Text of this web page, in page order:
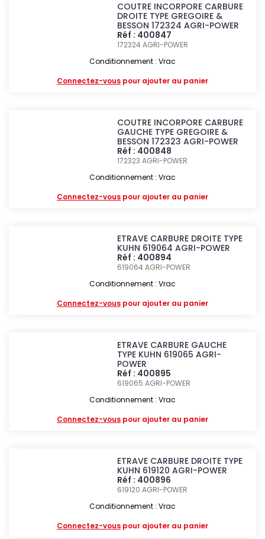
COUTRE INCORPORE CARBURE
DROITE TYPE GREGOIRE &
BESSON 172324 AGRI-POWER
Réf : 400847
172324AGRI-POWER
Conditionnement : Vrac
Connectez-vous pour ajouter au panier
COUTRE INCORPORE CARBURE
GAUCHE TYPE GREGOIRE &
BESSON 172323 AGRI-POWER
Réf : 400848
172323AGRI-POWER
Conditionnement : Vrac
Connectez-vous pour ajouter au panier
ETRAVE CARBURE DROITE TYPE
KUHN 619064 AGRI-POWER
Réf : 400894
619064AGRI-POWER
Conditionnement : Vrac
Connectez-vous pour ajouter au panier
ETRAVE CARBURE GAUCHE
TYPE KUHN 619065 AGRI-
POWER
Réf : 400895
619065AGRI-POWER
Conditionnement : Vrac
Connectez-vous pour ajouter au panier
ETRAVE CARBURE DROITE TYPE
KUHN 619120 AGRI-POWER
Réf : 400896
619120AGRI-POWER
Conditionnement : Vrac
Connectez-vous pour ajouter au panier